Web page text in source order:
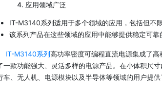
4. 应用领域广泛
IT-M3140系列适用于多个领域的应用，包括但不
该系列产品在这些领域的应用中能够提供稳定可
IT-M3140系列高功率密度可编程直流电源集成了
一款功能强大、灵活多样的电源产品。在小体积尺
车、无人机、电源模块以及半导体等领域的用户提供